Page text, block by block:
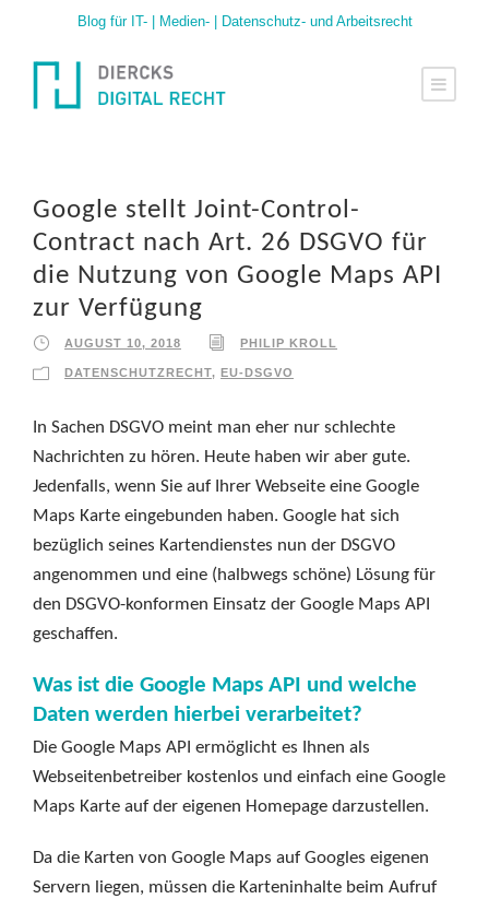
Blog für IT- | Medien- | Datenschutz- und Arbeitsrecht
Google stellt Joint-Control-
Contract nach Art. 26 DSGVO für
die Nutzung von Google Maps API
zur Verfügung
AUGUST 10, 2018 PHILIP KROLL
DATENSCHUTZRECHT, EU-DSGVO
In Sachen DSGVO meint man eher nur schlechte
Nachrichten zu hören. Heute haben wir aber gute.
Jedenfalls, wenn Sie auf Ihrer Webseite eine Google
Maps Karte eingebunden haben. Google hat sich
bezüglich seines Kartendienstes nun der DSGVO
angenommen und eine (halbwegs schöne) Lösung für
den DSGVO-konformen Einsatz der Google Maps API
geschaffen.
Was ist die Google Maps API und welche
Daten werden hierbei verarbeitet?
Die Google Maps API ermöglicht es Ihnen als
Webseitenbetreiber kostenlos und einfach eine Google
Maps Karte auf der eigenen Homepage darzustellen.
Da die Karten von Google Maps auf Googles eigenen
Servern liegen, müssen die Karteninhalte beim Aufruf